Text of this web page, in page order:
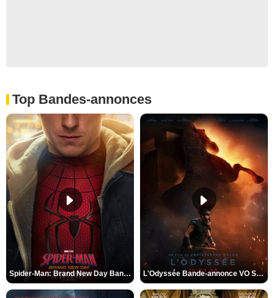
Top Bandes-annonces
Spider-Man: Brand New Day Bande-annonce VO STFR L'Odyssée Bande-annonce VO STFR